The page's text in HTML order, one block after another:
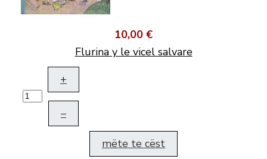
10,00 €
Flurina y le vicel salvare
+
–
mëte te cëst